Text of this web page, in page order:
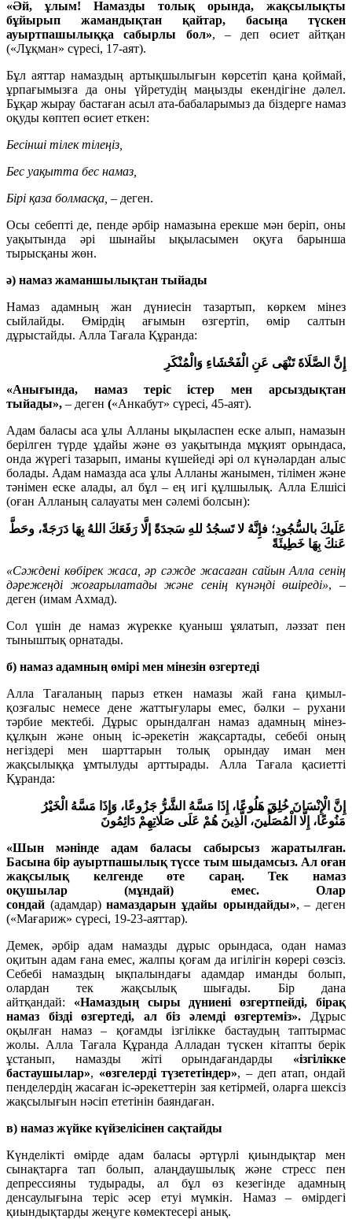
«Әй, ұлым! Намазды толық орында, жақсылықты
бұйырып жамандықтан қайтар, басыңа түскен
ауыртпашылыққа сабырлы бол», – деп өсиет айтқан
(«Лұқман» сүресі, 17-аят).
Бұл аяттар намаздың артықшылығын көрсетіп қана қоймай,
ұрпағымызға да оны үйретудің маңызды екендігіне дәлел.
Бұқар жырау бастаған асыл ата-бабаларымыз да біздерге намаз
оқуды көптеп өсиет еткен:
Бесінші тілек тілеңіз,
Бес уақытта бес намаз,
Бірі қаза болмасқа, – деген.
Осы себепті де, пенде әрбір намазына ерекше мән беріп, оны
уақытында әрі шынайы ықыласымен оқуға барынша
тырысқаны жөн.
ә) намаз жаманшылықтан тыйады
Намаз адамның жан дүниесін тазартып, көркем мінез
сыйлайды. Өмірдің ағымын өзгертіп, өмір салтын
дұрыстайды. Алла Тағала Құранда:
إِنَّ الصَّلَاةَ تَنْهَى عَنِ الْفَحْشَاءِ وَالْمُنْكَرِ
«Анығында, намаз теріс істер мен арсыздықтан
тыйады», – деген («Анкабут» сүресі, 45-аят).
Адам баласы аса ұлы Алланы ықыласпен еске алып, намазын
берілген түрде ұдайы және өз уақытында мұқият орындаса,
онда жүрегі тазарып, иманы күшейеді әрі ол күнәлардан алыс
болады. Адам намазда аса ұлы Алланы жанымен, тілімен және
тәнімен еске алады, ал бұл – ең игі құлшылық. Алла Елшісі
(оған Алланың салауаты мен сәлемі болсын):
عَلَيكَ بالسُّجُودِ؛ فإِنَّهُ لا تَسجُدُ للهِ سَجدَةً إلَّا رَفَعَكَ اللهُ بِهَا دَرَجَةً، وحَطَّ
عَنكَ بِهَا خَطِيئَةً
«Сәждені көбірек жаса, әр сәжде жасаған сайын Алла сенің
дәрежеңді жоғарылатады және сенің күнәңді өшіреді», –
деген (имам Ахмад).
Сол үшін де намаз жүрекке қуаныш ұялатып, ләззат пен
тыныштық орнатады.
б) намаз адамның өмірі мен мінезін өзгертеді
Алла Тағаланың парыз еткен намазы жай ғана қимыл-
қозғалыс немесе дене жаттығулары емес, бәлки – рухани
тәрбие мектебі. Дұрыс орындалған намаз адамның мінез-
құлқын және оның іс-әрекетін жақсартады, себебі оның
негіздері мен шарттарын толық орындау иман мен
жақсылыққа ұмтылуды арттырады. Алла Тағала қасиетті
Құранда:
إِنَّ الْإِنْسَانَ خُلِقَ هَلُوعًا، إِذَا مَسَّهُ الشَّرُّ جَزُوعًا، وَإِذَا مَسَّهُ الْخَيْرُ
مَنُوعًا، إِلَّا الْمُصَلِّينَ، الَّذِينَ هُمْ عَلَى صَلَاتِهِمْ دَائِمُونَ
«Шын мәнінде адам баласы сабырсыз жаратылған.
Басына бір ауыртпашылық түссе тым шыдамсыз. Ал оған
жақсылық келгенде өте сараң. Тек намаз
оқушылар(мұндай) емес.
Олар
сондай (адамдар)намаздарын ұдайы орындайды», – деген
(«Мағариж» сүресі, 19-23-аяттар).
Демек, әрбір адам намазды дұрыс орындаса, одан намаз
оқитын адам ғана емес, жалпы қоғам да игілігін көрері сөзсіз.
Себебі намаздың ықпалындағы адамдар иманды болып,
олардан тек жақсылық шығады. Бір дана
айтқандай: «Намаздың сыры дүниені өзгертпейді, бірақ
намаз бізді өзгертеді, ал біз әлемді өзгертеміз». Дұрыс
оқылған намаз – қоғамды ізгілікке бастаудың таптырмас
жолы. Алла Тағала Құранда Алладан түскен кітапты берік
ұстанып, намазды жіті орындағандарды «ізгілікке
бастаушылар», «өзгелерді түзететіндер», – деп атап, ондай
пенделердің жасаған іс-әрекеттерін зая кетірмей, оларға шексіз
жақсылығын нәсіп ететінін баяндаған.
в) намаз жүйке күйзелісінен сақтайды
Күнделікті өмірде адам баласы әртүрлі қиындықтар мен
сынақтарға тап болып, алаңдаушылық және стресс пен
депрессияны тудырады, ал бұл өз кезегінде адамның
денсаулығына теріс әсер етуі мүмкін. Намаз – өмірдегі
қиындықтарды жеңуге көмектесері анық.